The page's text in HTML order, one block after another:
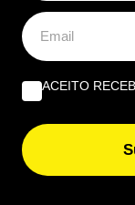
Há uma
receitas
Algarve
ÚLTIMAS
ACEITO